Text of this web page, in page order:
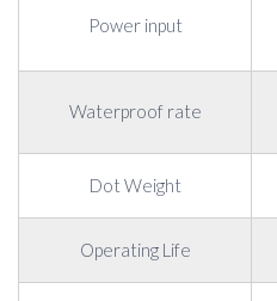
Power input
Waterproof rate
Dot Weight
Operating Life